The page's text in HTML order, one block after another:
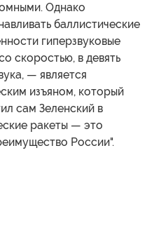
Однако
баллистические
гиперзвуковые
скоростью, в девять
— является
изъяном, который
сам Зеленский в
ракеты — это
России".